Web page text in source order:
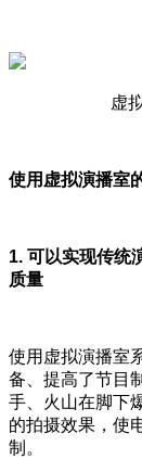
虚
使用虚拟演播室
1. 可以实现传统
质量
使用虚拟演播室
备、提高了节目
手、火山在脚下
的拍摄效果，使
制。